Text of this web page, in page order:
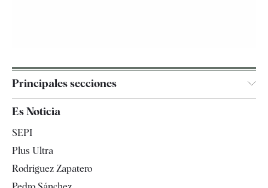
Principales secciones
España
Televisión
Es Noticia
SEPI
Plus Ultra
Rodríguez Zapatero